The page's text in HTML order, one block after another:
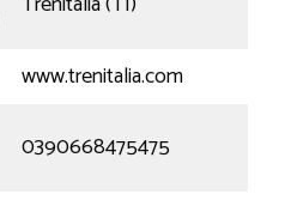
www.trenitalia.com
0390668475475